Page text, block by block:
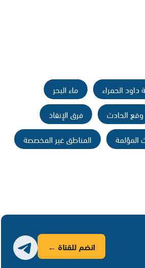
داود الحمراء
ماء البحر
وقع الحادث
فرق الإنقاذ
المؤلمة
المناطق غير المخصصة
انضم للقناة ←